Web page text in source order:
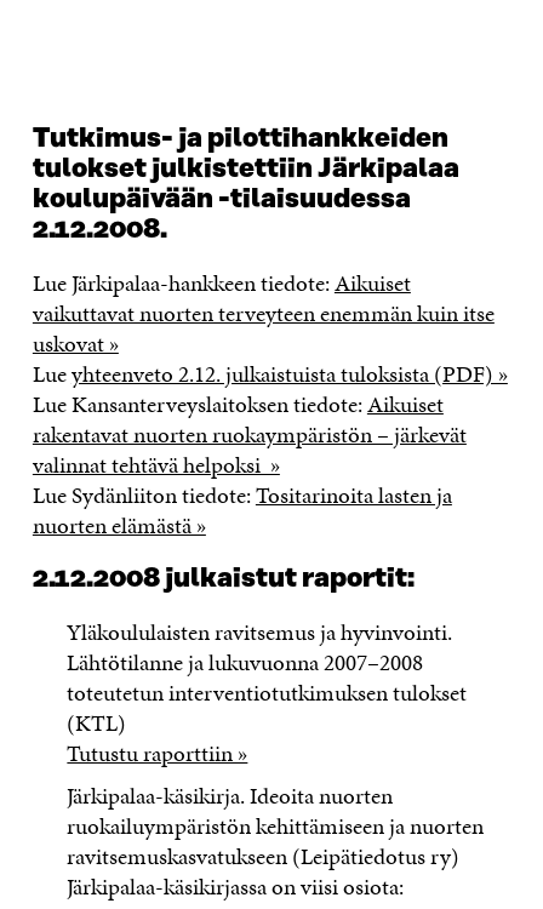
Tutkimus- ja pilottihankkeiden
tulokset julkistettiin Järkipalaa
koulupäivään -tilaisuudessa
2.12.2008.
Lue Järkipalaa-hankkeen tiedote:Aikuiset
vaikuttavat nuorten terveyteen enemmän kuin itse
uskovat »
Lueyhteenveto 2.12. julkaistuista tuloksista (PDF) »
Lue Kansanterveyslaitoksen tiedote:Aikuiset
rakentavat nuorten ruokaympäristön – järkevät
valinnat tehtävä helpoksi »
Lue Sydänliiton tiedote:Tositarinoita lasten ja
nuorten elämästä »
2.12.2008 julkaistut raportit:
Yläkoululaisten ravitsemus ja hyvinvointi.
Lähtötilanne ja lukuvuonna 2007–2008
toteutetun interventiotutkimuksen tulokset
(KTL)
Tutustu raporttiin »
Järkipalaa-käsikirja. Ideoita nuorten
ruokailuympäristön kehittämiseen ja nuorten
ravitsemuskasvatukseen (Leipätiedotus ry)
Järkipalaa-käsikirjassa on viisi osiota: